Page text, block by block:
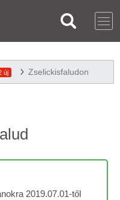
új Zselickisfaludon
2019.07.01-től